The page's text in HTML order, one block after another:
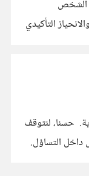
الشخص
الذهني، لا إثبات أن النسخة الحالية هي الأفضل. 1. وهم "المراقب" والانحياز التأكيدي
أنا لا أعيش في هذا العالم بقدر ما أعيش في ردود فعلي تجاهه. عقلي ليس مجرد عضو، بل هو مسرح تجارب يعمل بنظام تشغيل غير مستقر، حيث تتصارع الأفكار المنطقية مع احتمالات اللانهاية. حسنا، لنتوقف
التساؤل.